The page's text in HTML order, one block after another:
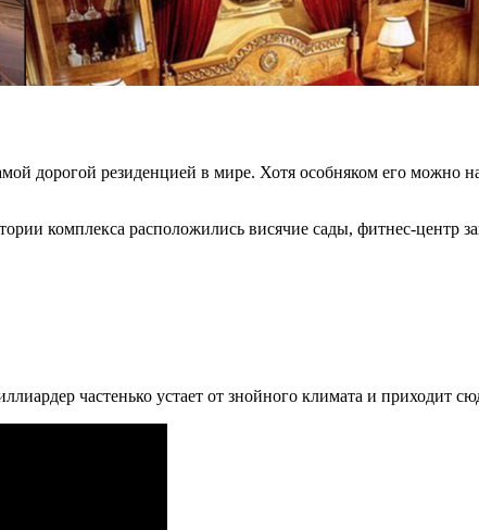
дорогой резиденцией в мире. Хотя особняком его можно
комплекса расположились висячие сады, фитнес-центр
частенько устает от знойного климата и приходит